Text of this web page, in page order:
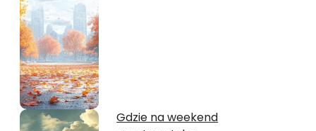
Gdzie na weekend